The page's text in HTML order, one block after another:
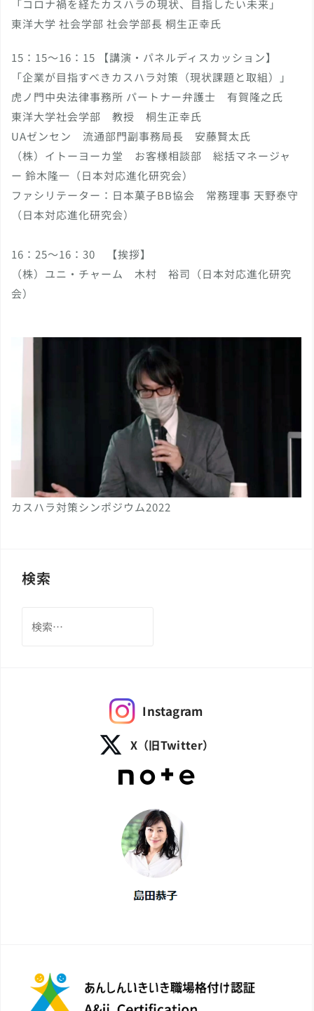
「コロナ禍を経たカスハラの現状、目指したい未来」
東洋大学 社会学部 社会学部長 桐生正幸氏
15：15〜16：15 【講演・パネルディスカッション】
「企業が目指すべきカスハラ対策（現状課題と取組）」
虎ノ門中央法律事務所 パートナー弁護士 有賀隆之氏
東洋大学社会学部 教授 桐生正幸氏
UAゼンセン 流通部門副事務局長 安藤賢太氏
（株）イトーヨーカ堂 お客様相談部 総括マネージャ
ー 鈴木隆一（日本対応進化研究会）
ファシリテーター：日本菓子BB協会 常務理事 天野泰守
（日本対応進化研究会）
16：25～16：30 【挨拶】
（株）ユニ・チャーム 木村 裕司（日本対応進化研究
会）
カスハラ対策シンポジウム2022
検索
索:
Instagram
X（旧Twitter）